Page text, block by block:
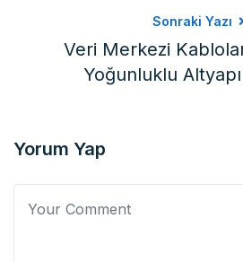
Sonraki Yazı
Veri Merkezi
Yoğunluklu
Yorum Yap